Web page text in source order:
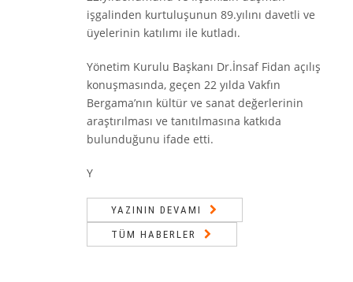
işgalinden kurtuluşunun 89.yılını davetli ve
üyelerinin katılımı ile kutladı.
Yönetim Kurulu Başkanı Dr.İnsaf Fidan açılış
konuşmasında, geçen 22 yılda Vakfın
Bergama’nın kültür ve sanat değerlerinin
araştırılması ve tanıtılmasına katkıda
bulunduğunu ifade etti.
Y
YAZININ DEVAMI
TÜM HABERLER